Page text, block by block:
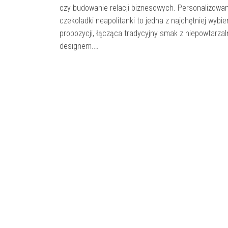
czy budowanie relacji biznesowych.
czekoladki neapolitanki to jedna z najchętniej
propozycji, łącząca tradycyjny smak z
designem.…